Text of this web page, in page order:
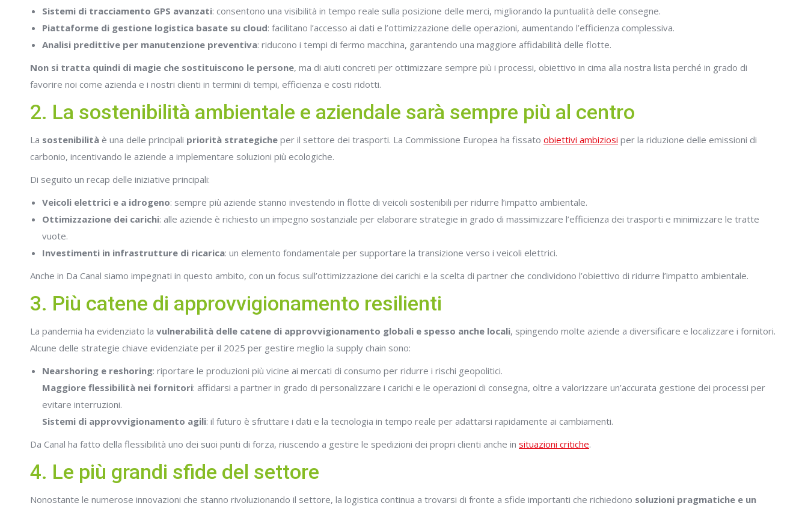
Sistemi di tracciamento GPS avanzati: consentono una visibilità in tempo reale sulla posizione delle merci, migliorando la puntualità delle consegne.
Piattaforme di gestione logistica basate su cloud: facilitano l’accesso ai dati e l’ottimizzazione delle operazioni, aumentando l’efficienza complessiva.
Analisi predittive per manutenzione preventiva: riducono i tempi di fermo macchina, garantendo una maggiore affidabilità delle flotte.
Non si tratta quindi di magie che sostituiscono le persone, ma di aiuti concreti per ottimizzare sempre più i processi, obiettivo in cima alla nostra lista perché in grado di
favorire noi come azienda e i nostri clienti in termini di tempi, efficienza e costi ridotti.
2. La sostenibilità ambientale e aziendale sarà sempre più al centro
La sostenibilità è una delle principali priorità strategiche per il settore dei trasporti. La Commissione Europea ha fissato obiettivi ambiziosi per la riduzione delle emissioni di
carbonio, incentivando le aziende a implementare soluzioni più ecologiche.
Di seguito un recap delle iniziative principali:
Veicoli elettrici e a idrogeno: sempre più aziende stanno investendo in flotte di veicoli sostenibili per ridurre l’impatto ambientale.
Ottimizzazione dei carichi: alle aziende è richiesto un impegno sostanziale per elaborare strategie in grado di massimizzare l’efficienza dei trasporti e minimizzare le tratte
vuote.
Investimenti in infrastrutture di ricarica: un elemento fondamentale per supportare la transizione verso i veicoli elettrici.
Anche in Da Canal siamo impegnati in questo ambito, con un focus sull’ottimizzazione dei carichi e la scelta di partner che condividono l’obiettivo di ridurre l’impatto ambientale.
3. Più catene di approvvigionamento resilienti
La pandemia ha evidenziato la vulnerabilità delle catene di approvvigionamento globali e spesso anche locali, spingendo molte aziende a diversificare e localizzare i fornitori.
Alcune delle strategie chiave evidenziate per il 2025 per gestire meglio la supply chain sono:
Nearshoring e reshoring: riportare le produzioni più vicine ai mercati di consumo per ridurre i rischi geopolitici.
Maggiore flessibilità nei fornitori: affidarsi a partner in grado di personalizzare i carichi e le operazioni di consegna, oltre a valorizzare un’accurata gestione dei processi per
evitare interruzioni.
Sistemi di approvvigionamento agili: il futuro è sfruttare i dati e la tecnologia in tempo reale per adattarsi rapidamente ai cambiamenti.
Da Canal ha fatto della flessibilità uno dei suoi punti di forza, riuscendo a gestire le spedizioni dei propri clienti anche in situazioni critiche.
4. Le più grandi sfide del settore
Nonostante le numerose innovazioni che stanno rivoluzionando il settore, la logistica continua a trovarsi di fronte a sfide importanti che richiedono soluzioni pragmatiche e un